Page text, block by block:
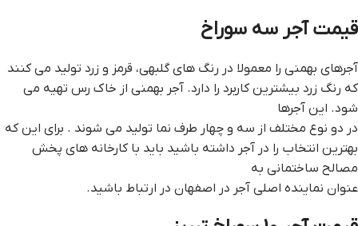
قيمت آجر سه سوراخ
آجرهای بهمنی را معمولا در رنگ های گلبهی، قرمز و زرد تولید می کنند
که رنگ زرد بیشترین کاربرد را دارد. آجر بهمنی از خاک رس تهیه می
شود. این آجرها
در دو نوع مختلف از سه و چهار طرف نما تولید می شوند . برای این که
بهترین انتخاب را در آجر داشته باشید باید با کارخانه های پخش
مصالح ساختمانی به
عنوان نماینده اصلی آجر در اصفهان در ارتباط باشید.